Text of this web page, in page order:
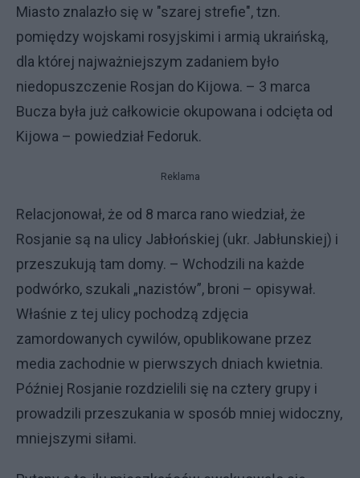
Miasto znalazło się w "szarej strefie", tzn.
pomiędzy wojskami rosyjskimi i armią ukraińską,
dla której najważniejszym zadaniem było
niedopuszczenie Rosjan do Kijowa. – 3 marca
Bucza była już całkowicie okupowana i odcięta od
Kijowa – powiedział Fedoruk.
Reklama
Relacjonował, że od 8 marca rano wiedział, że
Rosjanie są na ulicy Jabłońskiej (ukr. Jabłunskiej) i
przeszukują tam domy. – Wchodzili na każde
podwórko, szukali „nazistów”, broni – opisywał.
Właśnie z tej ulicy pochodzą zdjęcia
zamordowanych cywilów, opublikowane przez
media zachodnie w pierwszych dniach kwietnia.
Później Rosjanie rozdzielili się na cztery grupy i
prowadzili przeszukania w sposób mniej widoczny,
mniejszymi siłami.